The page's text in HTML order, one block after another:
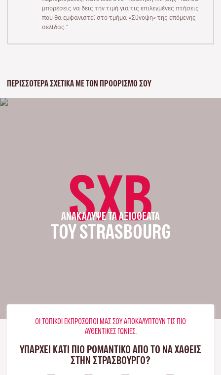
μπορέσεις να δεις την τιμή για τις επιλεγμένες πτήσεις
που θα εμφανιστεί στο τμήμα «Σύνοψη» της επόμενης
σελίδας."
ΠΕΡΙΣΣΌΤΕΡΑ ΣΧΕΤΙΚΆ ΜΕ ΤΟΝ ΠΡΟΟΡΙΣΜΌ ΣΟΥ
SXB
ΑΝΑΚΆΛΥΨΕ ΤΑ ΑΞΙΟΘΈΑΤΑ
ΤΟΥ STRASBOURG
ΟΙ ΤΟΠΙΚΟΊ ΕΚΠΡΌΣΩΠΟΊ ΜΑΣ ΣΟΥ ΑΠΟΚΑΛΎΠΤΟΥΝ ΤΙΣ ΠΙΟ
ΑΥΘΕΝΤΙΚΈΣ ΓΩΝΙΈΣ.
ΥΠΑΡΧΕΙ ΚΑΤΙ ΠΙΟ ΡΟΜΑΝΤΙΚΟ ΑΠΟ ΤΟ ΝΑ ΧΑΘΕΙΣ
ΣΤΗΝ ΣΤΡΑΣΒΟΎΡΓΟ?